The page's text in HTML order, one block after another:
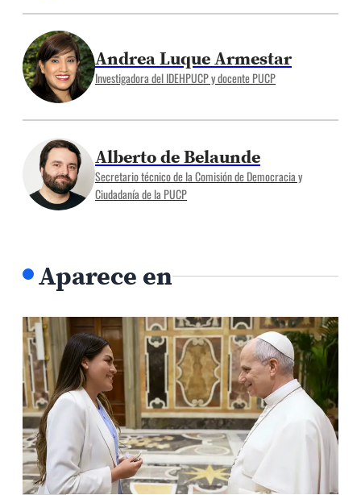
Andrea Luque Armestar
Investigadora del IDEHPUCP y docente PUCP
Alberto de Belaunde
Secretario técnico de la Comisión de Democracia y
Ciudadanía de la PUCP
Aparece en